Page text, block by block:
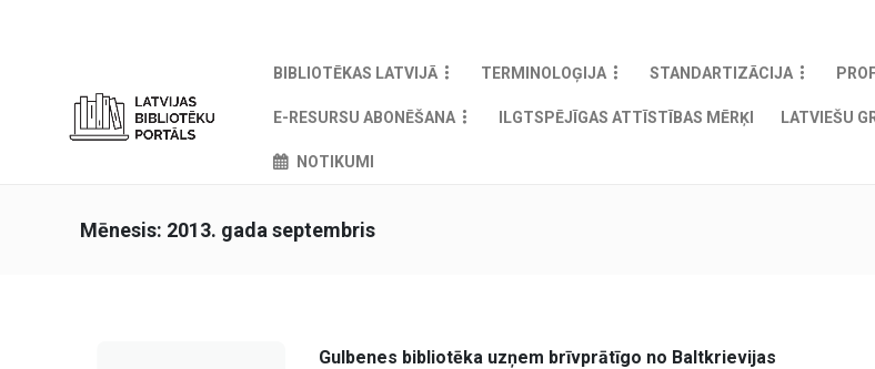
BIBLIOTĒKAS LATVIJĀ TERMINOLOĢIJA STANDARTIZĀCIJA
E-RESURSU ABONĒŠANA ILGTSPĒJĪGAS ATTĪSTĪBAS MĒRĶI LATVIEŠU
NOTIKUMI
Mēnesis: 2013. gada septembris
Gulbenes bibliotēka uzņem brīvprātīgo no Baltkrievijas